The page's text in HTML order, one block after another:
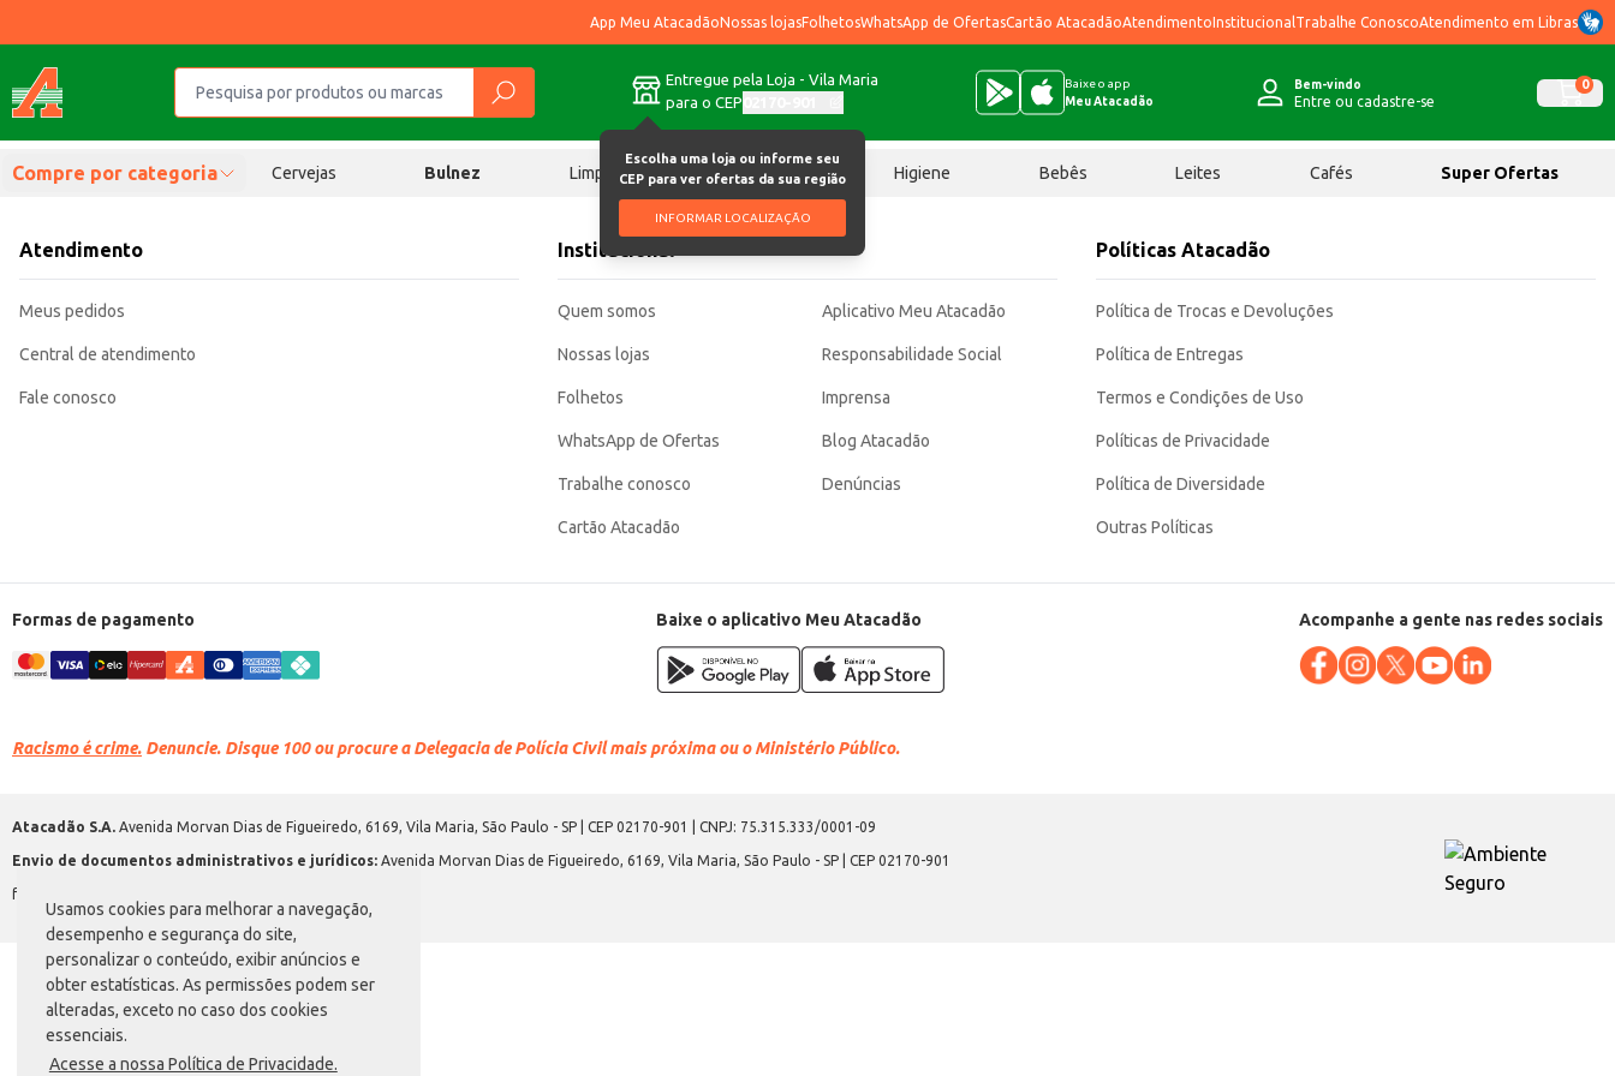
Usamos cookies para melhorar a navegação,
desempenho e segurança do site,
personalizar o conteúdo, exibir anúncios e
obter estatísticas. As permissões podem ser
alteradas, exceto no caso dos cookies
essenciais.
Acesse a nossa Política de Privacidade.
App Meu AtacadãoNossas lojasFolhetosWhatsApp de OfertasCartão AtacadãoAtendimentoInstitucional Trabalhe ConoscoAtendimento em Libras
Entregue pela Loja - Vila Maria
para o CEP
Escolha uma loja ou informe seu
CEP para ver ofertas da sua região
INFORMAR LOCALIZAÇÃO
Baixe o app
Meu Atacadão
Bem-vindo
Entre ou cadastre-se
0
Compre por categoria Cervejas Bulnez Limpeza Chocolates Higiene Bebês Leites Cafés Super Ofertas
Atendimento
Meus pedidos
Central de atendimento
Fale conosco
Institucional
Quem somos
Nossas lojas
Folhetos
WhatsApp de Ofertas
Trabalhe conosco
Cartão Atacadão
Aplicativo Meu Atacadão
Responsabilidade Social
Imprensa
Blog Atacadão
Denúncias
Políticas Atacadão
Política de Trocas e Devoluções
Política de Entregas
Termos e Condições de Uso
Políticas de Privacidade
Política de Diversidade
Outras Políticas
Formas de pagamento Baixe o aplicativo Meu Atacadão Acompanhe a gente nas redes sociais
Racismo é crime. Denuncie. Disque 100 ou procure a Delegacia de Polícia Civil mais próxima ou o Ministério Público.
Atacadão S.A. Avenida Morvan Dias de Figueiredo, 6169, Vila Maria, São Paulo - SP | CEP 02170-901 | CNPJ: 75.315.333/0001-09
Envio de documentos administrativos e jurídicos: Avenida Morvan Dias de Figueiredo, 6169, Vila Maria, São Paulo - SP | CEP 02170-901
faleconosco@atacadao.com.br